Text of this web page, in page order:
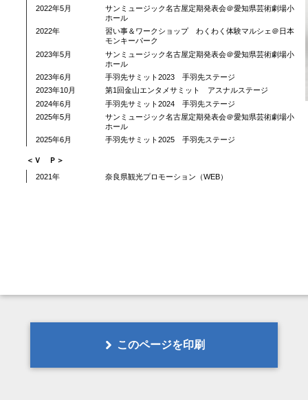
2022年5月
サンミュージック名古屋定期発表会＠愛知県芸術劇場小
ホール
2022年
習い事＆ワークショップ わくわく体験マルシェ＠日本
モンキーパーク
2023年5月
サンミュージック名古屋定期発表会＠愛知県芸術劇場小
ホール
2023年6月
手羽先サミット2023 手羽先ステージ
2023年10月
第1回金山エンタメサミット アスナルステージ
2024年6月
手羽先サミット2024 手羽先ステージ
2025年5月
サンミュージック名古屋定期発表会＠愛知県芸術劇場小
ホール
2025年6月
手羽先サミット2025 手羽先ステージ
＜Ｖ Ｐ＞
2021年
奈良県観光プロモーション（WEB）
このページを印刷